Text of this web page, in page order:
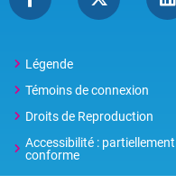
Légende
Témoins de connexion
Droits de Reproduction
Accessibilité : partiellement
conforme